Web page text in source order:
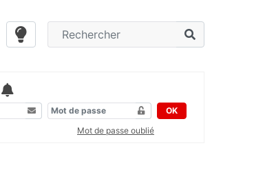
OK
Mot de passe oublié